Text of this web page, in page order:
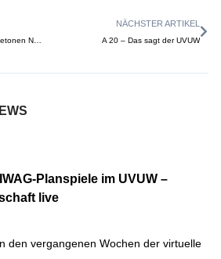
NÄCHSTER ARTIKEL
A 20 – Das sagt der UVUW
Planspiele im UVUW –
live
den vergangenen Wochen der virtuelle